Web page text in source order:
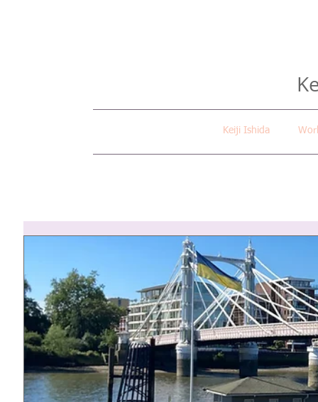
Keiji Ishida